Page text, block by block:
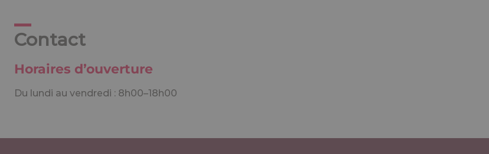
Contact
Horaires d’ouverture
Du lundi au vendredi : 8h00–18h00